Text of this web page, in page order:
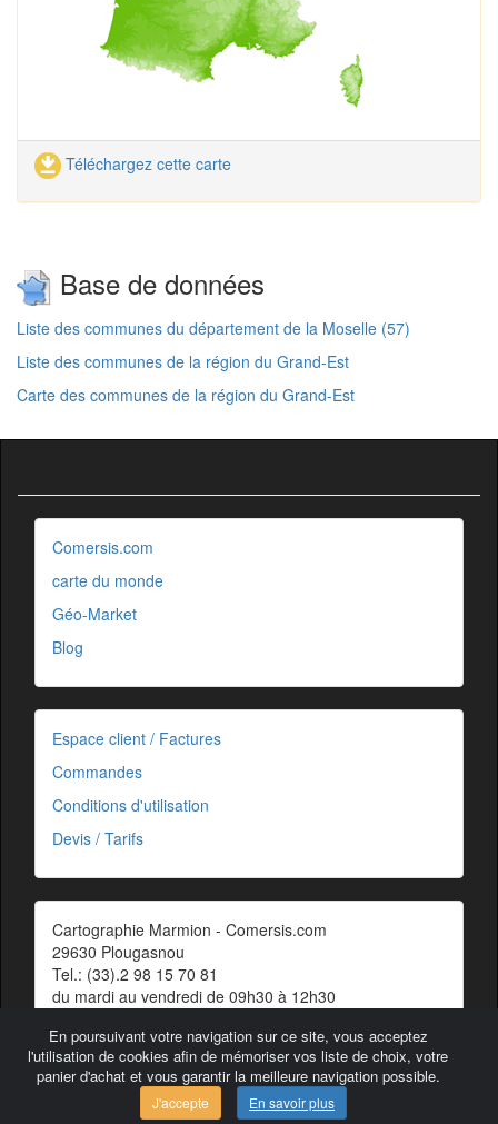
Téléchargez cette carte
Base de données
Liste des communes du département de la Moselle (57)
Liste des communes de la région du Grand-Est
Carte des communes de la région du Grand-Est
En poursuivant votre navigation sur ce site, vous acceptez
l'utilisation de cookies afin de mémoriser vos liste de choix, votre
panier d'achat et vous garantir la meilleure navigation possible.
J'accepte En savoir plus
Comersis.com
carte du monde
Géo-Market
Blog
Espace client / Factures
Commandes
Conditions d'utilisation
Devis / Tarifs
Cartographie Marmion - Comersis.com
29630 Plougasnou
Tel.: (33).2 98 15 70 81
du mardi au vendredi de 09h30 à 12h30
Contact